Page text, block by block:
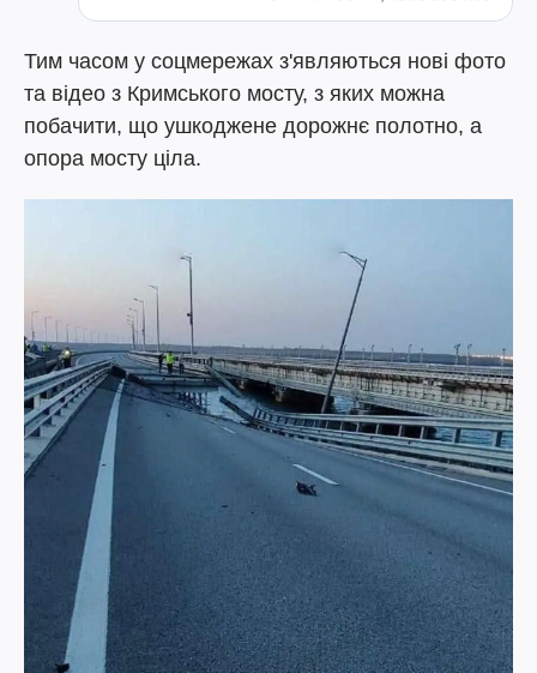
Тим часом у соцмережах з'являються нові фото
та відео з Кримського мосту, з яких можна
побачити, що ушкоджене дорожнє полотно, а
опора мосту ціла.